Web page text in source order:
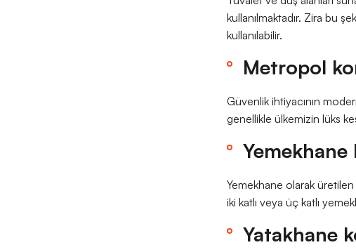
kullanılmaktadır. Zira bu
kullanılabilir.
Metropol
Güvenlik ihtiyacının
genellikle ülkemizin lüks
Yemekhane olarak
iki katlı veya üç katlı
Yatakhane